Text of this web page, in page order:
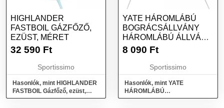
HIGHLANDER
FASTBOIL GÁZFŐZŐ,
EZÜST, MÉRET
32 590 Ft
Sportissimo
Hasonlók, mint HIGHLANDER
FASTBOIL Gázfőző, ezüst,
méret
YATE HÁROMLÁBÚ
BOGRÁCSÁLLVÁNY
HÁROMLÁBÚ ÁLLVÁNY
BOGRÁCSHOZ, EZÜST,
8 090 Ft
Sportissimo
Hasonlók, mint YATE
HÁROMLÁBÚ
BOGRÁCSÁLLVÁNY